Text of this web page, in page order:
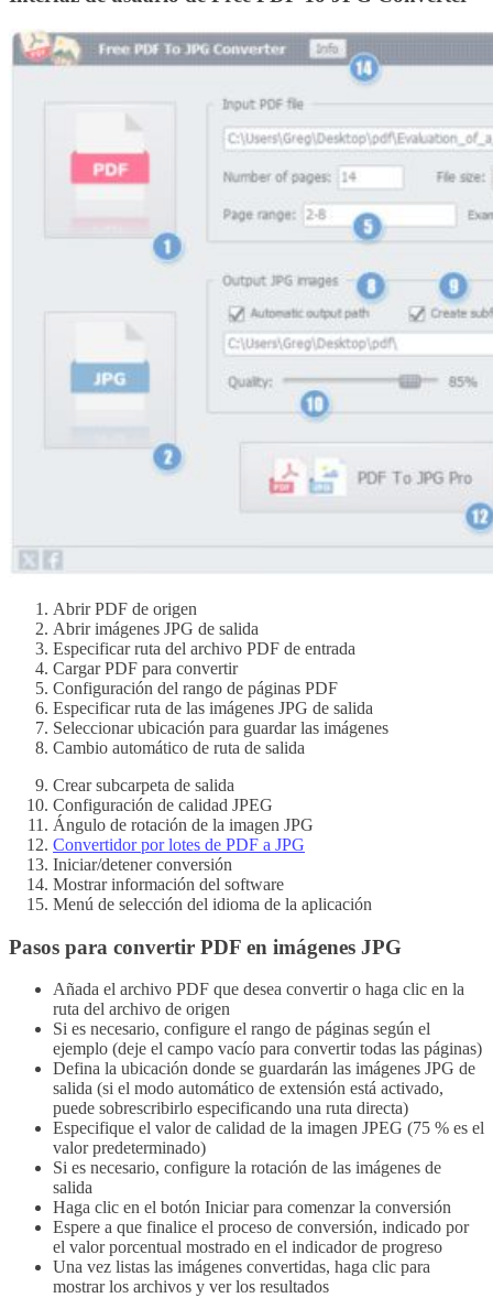
Abrir PDF de origen
Abrir imágenes JPG de salida
Especificar ruta del archivo PDF de entrada
Cargar PDF para convertir
Configuración del rango de páginas PDF
Especificar ruta de las imágenes JPG de salida
Seleccionar ubicación para guardar las imágenes
Cambio automático de ruta de salida
Crear subcarpeta de salida
Configuración de calidad JPEG
Ángulo de rotación de la imagen JPG
Convertidor por lotes de PDF a JPG
Iniciar/detener conversión
Mostrar información del software
Menú de selección del idioma de la aplicación
Pasos para convertir PDF en imágenes JPG
Añada el archivo PDF que desea convertir o haga clic en la
ruta del archivo de origen
Si es necesario, configure el rango de páginas según el
ejemplo (deje el campo vacío para convertir todas las páginas)
Defina la ubicación donde se guardarán las imágenes JPG de
salida (si el modo automático de extensión está activado,
puede sobrescribirlo especificando una ruta directa)
Especifique el valor de calidad de la imagen JPEG (75 % es el
valor predeterminado)
Si es necesario, configure la rotación de las imágenes de
salida
Haga clic en el botón Iniciar para comenzar la conversión
Espere a que finalice el proceso de conversión, indicado por
el valor porcentual mostrado en el indicador de progreso
Una vez listas las imágenes convertidas, haga clic para
mostrar los archivos y ver los resultados